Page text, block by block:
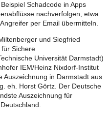
Schadcode in Apps
nachverfolgen, etwa
per Email übermitteln.
und Siegfried
Sichere
Universität Darmstadt)
IEM/Heinz Nixdorf-Institut
Auszeichnung in Darmstadt aus
eh. Horst Görtz. Der Deutsche
Auszeichnung für